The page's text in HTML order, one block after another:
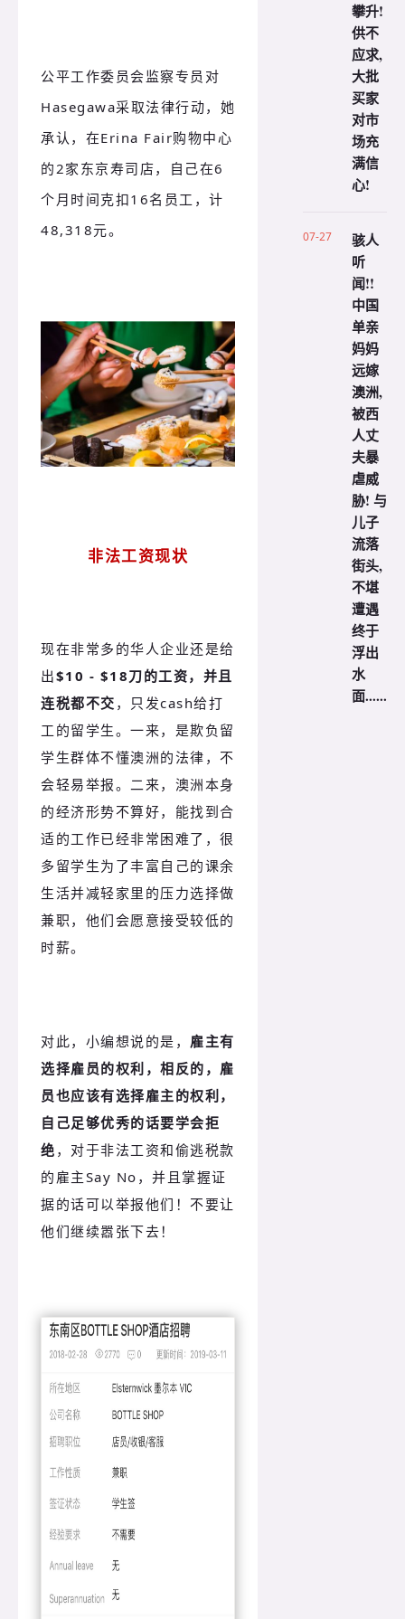
公平工作委员会监察专员对
Hasegawa采取法律行动，她
承认，在Erina Fair购物中心
的2家东京寿司店，自己在6
个月时间克扣16名员工，计
48,318元。
非法工资现状
现在非常多的华人企业还是给
出$10 - $18刀的工资，并且
连税都不交 ，只发cash给打
工的留学生。一来，是欺负留
学生群体不懂澳洲的法律，不
会轻易举报。二来，澳洲本身
的经济形势不算好，能找到合
适的工作已经非常困难了，很
多留学生为了丰富自己的课余
生活并减轻家里的压力选择做
兼职，他们会愿意接受较低的
时薪。
对此，小编想说的是， 雇主有
选择雇员的权利，相反的，雇
员也应该有选择雇主的权利 ，
自己足够优秀的话要学会拒
绝 ，对于非法工资和偷逃税款
的雇主Say No，并且掌握证
据的话可以举报他们！不要让
他们继续嚣张下去！
攀升!
供不
应求,
大批
买家
对市
场充
满信
心!
07-27
骇人
听
闻!!
中国
单亲
妈妈
远嫁
澳洲,
被西
人丈
夫暴
虐威
胁! 与
儿子
流落
街头,
不堪
遭遇
终于
浮出
水
面......